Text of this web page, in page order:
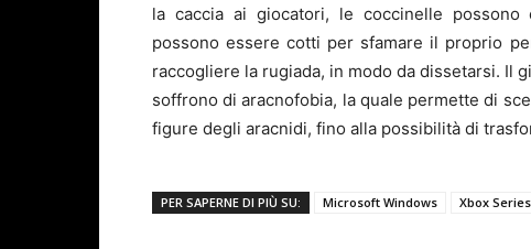
la caccia ai giocatori, le coccinelle
possono essere cotti per sfamare il proprio
raccogliere la rugiada, in modo da dissetarsi. Il
soffrono di aracnofobia, la quale permette di
figure degli aracnidi, fino alla possibilità di
PER SAPERNE DI PIÙ SU: Microsoft Windows Xbox